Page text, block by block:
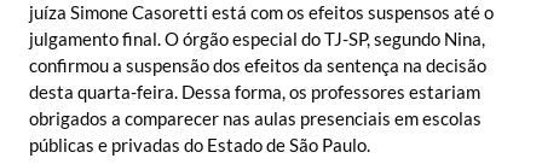
juíza Simone Casoretti está com os efeitos suspensos até o
julgamento final. O órgão especial do TJ-SP, segundo Nina,
confirmou a suspensão dos efeitos da sentença na decisão
desta quarta-feira. Dessa forma, os professores estariam
obrigados a comparecer nas aulas presenciais em escolas
públicas e privadas do Estado de São Paulo.